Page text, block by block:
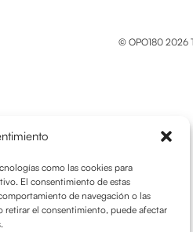
como las cookies para
El consentimiento de estas
de navegación o las
retirar el consentimiento, puede afectar
© OPO180 2026